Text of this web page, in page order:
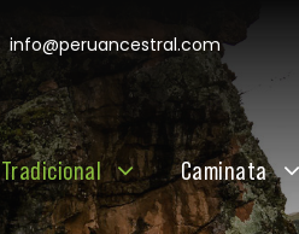
info@peruancestral.com
Tradicional Caminata